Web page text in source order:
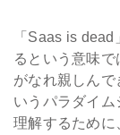
「Saas is
るという意味
がなれ親しん
いうパラダイ
理解するために